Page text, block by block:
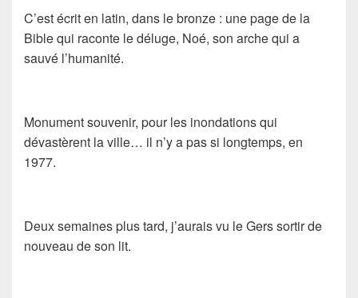
C’est écrit en latin, dans le bronze : une page de la
Bible qui raconte le déluge, Noé, son arche qui a
sauvé l’humanité.
Monument souvenir, pour les inondations qui
dévastèrent la ville… il n’y a pas si longtemps, en
1977.
Deux semaines plus tard, j’aurais vu le Gers sortir de
nouveau de son lit.